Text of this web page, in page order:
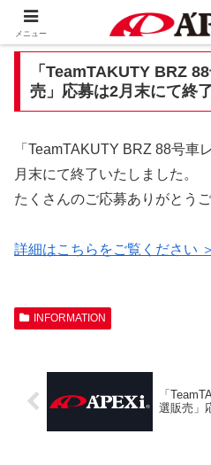
「TeamTAKUTY BRZ
売」応募は2月末にて終
「TeamTAKUTY BRZ 88号車
月末にて終了いたしました。
たくさんのご応募ありがとう
詳細はこちらをご覧ください
INFORMATION
「
選販売」
メニュー